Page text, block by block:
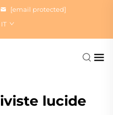
[email protected]
IT
lucide